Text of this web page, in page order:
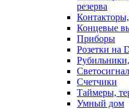
резерва
Концевые
Приборы
Розетки на
Счетчики
Таймеры,
Умный дом